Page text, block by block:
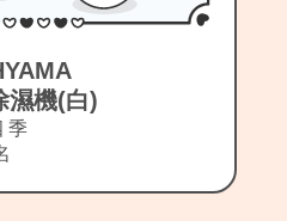
郵輪
景房雙人房
季